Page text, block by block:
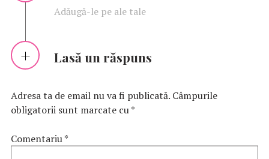
Adăugă-le pe ale tale
Lasă un răspuns
Adresa ta de email nu va fi publicată. Câmpurile
obligatorii sunt marcate cu*
Comentariu*